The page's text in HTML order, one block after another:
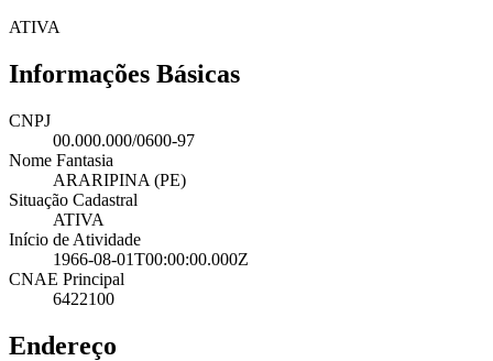
ATIVA
Informações Básicas
CNPJ
00.000.000/0600-97
Nome Fantasia
ARARIPINA (PE)
Situação Cadastral
ATIVA
Início de Atividade
1966-08-01T00:00:00.000Z
CNAE Principal
6422100
Endereço